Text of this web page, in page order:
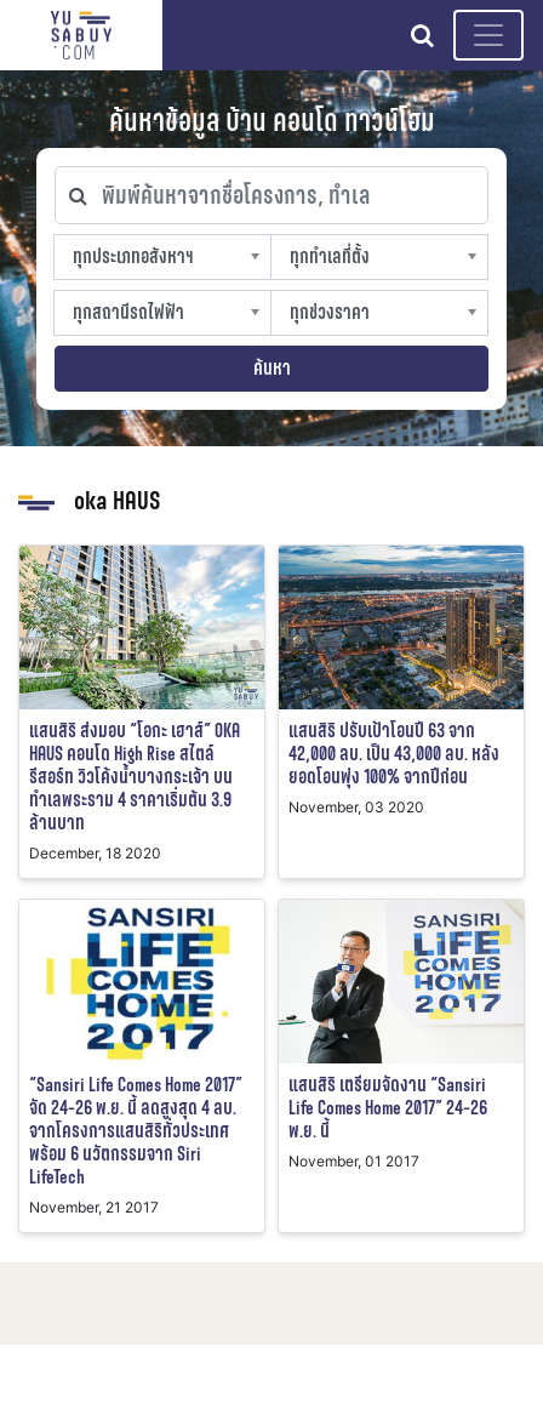
search
ค้นหาข้อมูล บ้าน คอนโด ทาวน์โฮม
พิมพ์ค้นหาจากชื่อโครงการ, ทำเล
ทุกประเภทอสังหาฯ
ทุกประเภทอสังหาฯ
sproperty
ทุกทำเลที่ตั้ง
ทุกทำเลที่ตั้ง
slocation
ทุกสถานีรถไฟฟ้า
ทุกสถานีรถไฟฟ้า
strain-station
ทุกช่วงราคา
ทุกช่วงราคา
sprice
ค้นหา
oka HAUS
แสนสิริ ส่งมอบ “โอกะ เฮาส์” OKA
HAUS คอนโด High Rise สไตล์
รีสอร์ท วิวโค้งน้ำบางกระเจ้า บน
ทำเลพระราม 4 ราคาเริ่มต้น 3.9
ล้านบาท
December, 18 2020
แสนสิริ ปรับเป้าโอนปี 63 จาก
42,000 ลบ. เป็น 43,000 ลบ. หลัง
ยอดโอนพุ่ง 100% จากปีก่อน
November, 03 2020
“Sansiri Life Comes Home 2017”
จัด 24-26 พ.ย. นี้ ลดสูงสุด 4 ลบ.
จากโครงการแสนสิริทั่วประเทศ
พร้อม 6 นวัตกรรมจาก Siri
LifeTech
November, 21 2017
แสนสิริ เตรียมจัดงาน “Sansiri
Life Comes Home 2017” 24-26
พ.ย. นี้
November, 01 2017